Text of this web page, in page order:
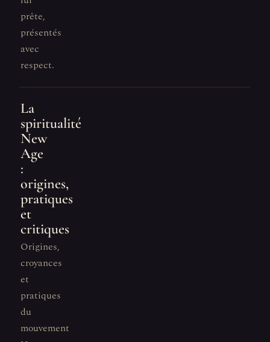
prête,
présentés
avec
respect.
La
spiritualité
New
Age
:
origines,
pratiques
et
critiques
Origines,
croyances
et
pratiques
du
mouvement